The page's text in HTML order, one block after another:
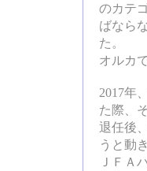
のカテ
ばなら
た。
オルカ
2017年
た際、
退任後
うと動
ＪＦＡ